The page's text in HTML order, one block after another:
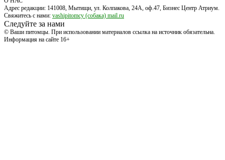
Адрес редакции: 141008, Мытищи, ул. Колпакова, 24А, оф.47, Бизнес Центр Атриум.
Свяжитесь с нами: vashipitomcy (собака) mail.ru
Следуйте за нами
© Ваши питомцы. При использовании материалов ссылка на источник обязательна.
Информация на сайте 16+